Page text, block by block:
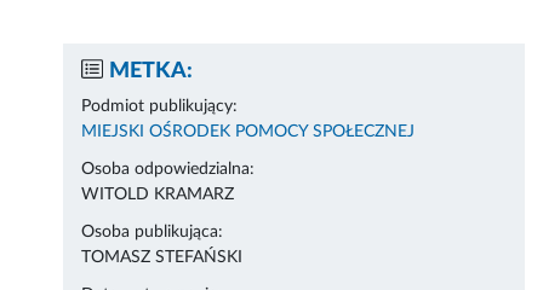
METKA:
Podmiot publikujący:
MIEJSKI OŚRODEK POMOCY SPOŁECZNEJ
Osoba odpowiedzialna:
WITOLD KRAMARZ
Osoba publikująca:
TOMASZ STEFAŃSKI